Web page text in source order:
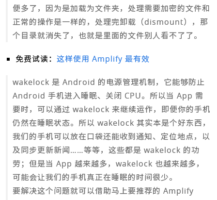
便多了，因为是加载为文件夹，处理需要加密的文件和
正常的操作是一样的，处理完卸载（dismount），那
个目录就消失了，也就是里面的文件别人看不了了。
免费试读： 这样使用 Amplify 最有效
wakelock 是 Android 的电源管理机制，它能够防止
Android 手机进入睡眠、关闭 CPU。所以当 App 需
要时，可以通过 wakelock 来继续运作，即便你的手机
仍然在睡眠状态。所以 wakelock 其实本是个好东西，
我们的手机可以放在口袋还能收到通知、定位地点，以
及同步更新新闻……等等，这些都是 wakelock 的功
劳；但是当 App 越来越多，wakelock 也越来越多，
可能会让我们的手机真正在睡眠的时间很少。
要解决这个问题就可以借助马上要推荐的 Amplify